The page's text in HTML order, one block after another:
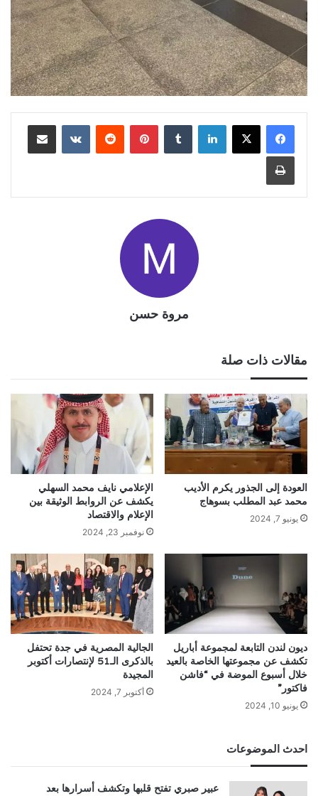
لينكدإن بينتيريست مشاركة عبر البريد
طباعة
مروة حسن
مقالات ذات صلة
العودة إلى الجذور يكرم الأديب
محمد عبد المطلب بسوهاج
يونيو 7, 2024
الإعلامي نايف محمد السهلي
يكشف عن الروابط الوثيقة بين
الإعلام والاقتصاد
نوفمبر 23, 2024
ديون لندن التابعة لمجموعة أباريل
تكشف عن مجموعتها الخاصة بالعيد
خلال أسبوع الموضة في “فاشن
فاكتور”
يونيو 10, 2024
الجالية المصرية في جدة تحتفل
بالذكرى الـ51 لإنتصارات أكتوبر
المجيدة
أكتوبر 7, 2024
احدث الموضوعات
عبير صبري تفتح قلبها وتكشف أسرارها بعد